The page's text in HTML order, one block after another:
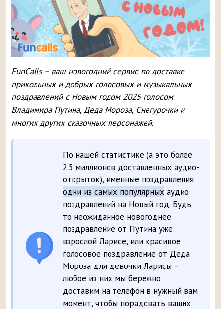
FunCalls – ваш новогодний сервис по доставке
прикольных и добрых голосовых и музыкальных
поздравлений с Новым годом 2025 голосом
Владимира Путина, Деда Мороза, Снегурочки и
многих других сказочных персонажей.
По нашей статистике (а это более
2.5 миллионов доставленных аудио-
открыток), именные поздравления
одни из самых популярных аудио
поздравлений на Новый год. Будь
то неожиданное новогоднее
поздравление от Путина уже
взрослой Ларисе, или красивое
голосовое поздравление от Деда
Мороза для девочки Ларисы –
любое из них мы бережно
доставим на телефон в нужный вам
момент, чтобы порадовать ваших